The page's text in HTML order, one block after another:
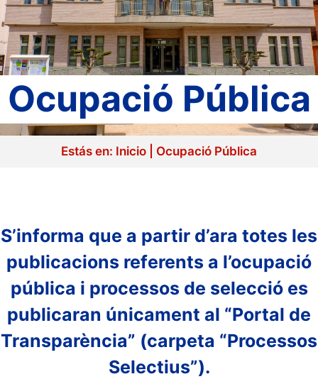
Ocupació Pública
Estás en: Inicio Ocupació Pública
S’informa que a partir d’ara totes les
publicacions referents a l’ocupació
pública i processos de selecció es
publicaran únicament al “Portal de
Transparència” (carpeta “Processos
Selectius”).